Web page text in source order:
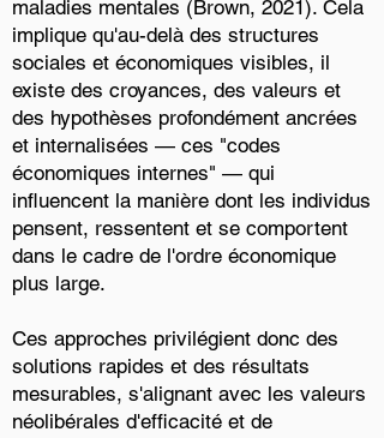
maladies mentales (Brown, 2021). Cela
implique qu'au-delà des structures
sociales et économiques visibles, il
existe des croyances, des valeurs et
des hypothèses profondément ancrées
et internalisées — ces "codes
économiques internes" — qui
influencent la manière dont les individus
pensent, ressentent et se comportent
dans le cadre de l'ordre économique
plus large.
Ces approches privilégient donc des
solutions rapides et des résultats
mesurables, s'alignant avec les valeurs
néolibérales d'efficacité et de